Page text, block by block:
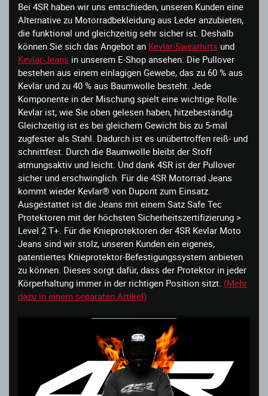
Bei 4SR haben wir uns entschieden, unseren Kunden eine
Alternative zu Motorradbekleidung aus Leder anzubieten,
die funktional und gleichzeitig sehr sicher ist. Deshalb
können Sie sich das Angebot an Kevlar-Sweathirts und
Kevlar-Jeans in unserem E-Shop ansehen. Die Pullover
bestehen aus einem einlagigen Gewebe, das zu 60 % aus
Kevlar und zu 40 % aus Baumwolle besteht. Jede
Komponente in der Mischung spielt eine wichtige Rolle.
Kevlar ist, wie Sie oben gelesen haben, hitzebeständig.
Gleichzeitig ist es bei gleichem Gewicht bis zu 5-mal
zugfester als Stahl. Dadurch ist es unübertroffen reiß- und
schnittfest. Durch die Baumwolle bleibt der Stoff
atmungsaktiv und leicht. Und dank 4SR ist der Pullover
sicher und erschwinglich. Für die 4SR Motorrad Jeans
kommt wieder Kevlar® von Dupont zum Einsatz.
Ausgestattet ist die Jeans mit einem Satz Safe Tec
Protektoren mit der höchsten Sicherheitszertifizierung >
Level 2 T+. Für die Knieprotektoren der 4SR Kevlar Moto
Jeans sind wir stolz, unseren Kunden ein eigenes,
patentiertes Knieprotektor-Befestigungssystem anbieten
zu können. Dieses sorgt dafür, dass der Protektor in jeder
Körperhaltung immer in der richtigen Position sitzt. (Mehr
dazu in einem separaten Artikel)